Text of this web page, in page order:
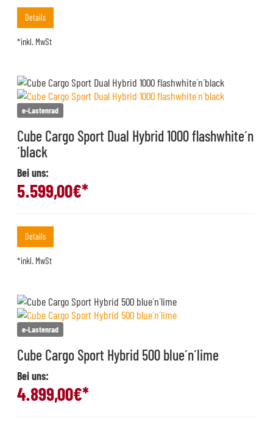
Details
*inkl. MwSt
e-Lastenrad
Cube Cargo Sport Dual Hybrid 1000 flashwhite´n
´black
Bei uns:
5.599,00€*
Details
*inkl. MwSt
e-Lastenrad
Cube Cargo Sport Hybrid 500 blue´n´lime
Bei uns:
4.899,00€*